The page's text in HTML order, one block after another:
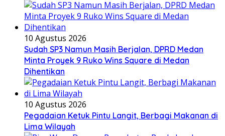
10 Agustus 2026
Sudah SP3 Namun Masih Berjalan, DPRD Medan
Minta Proyek 9 Ruko Wins Square di Medan
Dihentikan
10 Agustus 2026
Pegadaian Ketuk Pintu Langit, Berbagi Makanan di
Lima Wilayah